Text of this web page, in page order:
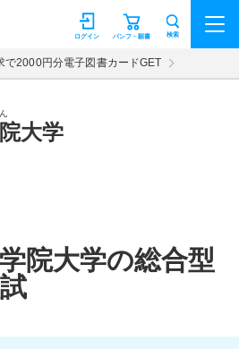
パンフ・願書
ログイン 検索
で2000円分電子図書カードGET
大学
院大学の総合型